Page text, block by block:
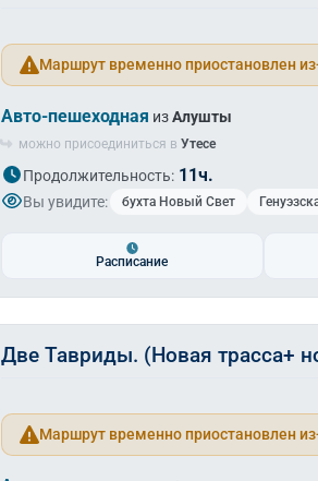
Маршрут временно приостановлен
Авто-пешеходная изАлушты
можно присоединиться в Утесе
Продолжительность: 11ч.
Вы увидите: бухта Новый Свет
Расписание
Две Тавриды. (Новая трасса+
Маршрут временно приостановлен